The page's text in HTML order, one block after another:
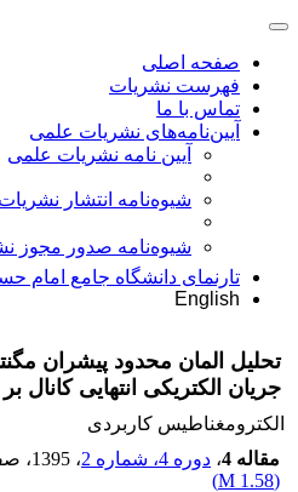
صفحه اصلی
فهرست نشریات
تماس با ما
آیین‌نامه‌های نشریات علمی
آیین نامه نشریات علمی
شیوه‌نامه انتشار نشریات
شیوهنامه صدور مجوز
تارنمای دانشگاه جامع امام
English
تحلیل المان محدود پیشران
جریان الکتریکی انتهایی کانال بر
الکترومغناطیس کاربردی
مقاله 4
، دوره 4، شماره 2 ، 1395 ،
(
1.58 M
)